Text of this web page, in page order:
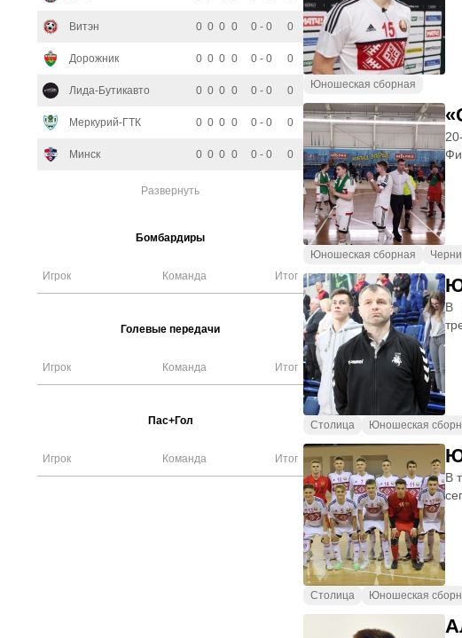
Витэн 0 0 0 0 0 - 0 0
Дорожник 0 0 0 0 0 - 0 0
Лида-Бутикавто 0 0 0 0 0 - 0 0
Меркурий-ГТК 0 0 0 0 0 - 0 0
Минск 0 0 0 0 0 - 0 0
Развернуть
Бомбардиры
Игрок Команда Итог
Голевые передачи
Игрок Команда Итог
Пас+Гол
Игрок Команда Итог
Юношеская сборная
Юношеская сборная
В
Столица Юношеская
В
Столица Юношеская